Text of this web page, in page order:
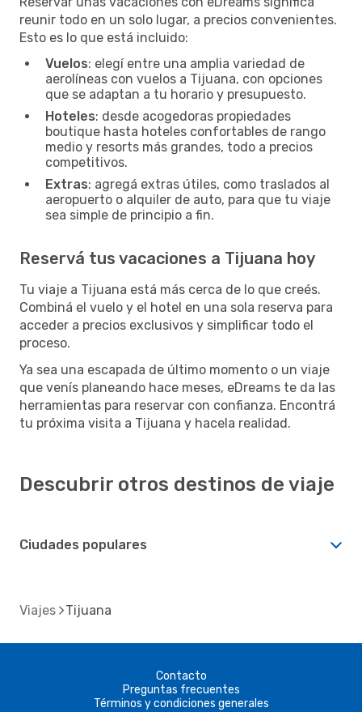
reunir todo en un solo lugar, a precios convenientes.
Esto es lo que está incluido:
Vuelos: elegí entre una amplia variedad de
aerolíneas con vuelos a Tijuana, con opciones
que se adaptan a tu horario y presupuesto.
Hoteles: desde acogedoras propiedades
boutique hasta hoteles confortables de rango
medio y resorts más grandes, todo a precios
competitivos.
Extras: agregá extras útiles, como traslados al
aeropuerto o alquiler de auto, para que tu viaje
sea simple de principio a fin.
Reservá tus vacaciones a Tijuana hoy
Tu viaje a Tijuana está más cerca de lo que creés.
Combiná el vuelo y el hotel en una sola reserva para
acceder a precios exclusivos y simplificar todo el
proceso.
Ya sea una escapada de último momento o un viaje
que venís planeando hace meses, eDreams te da las
herramientas para reservar con confianza. Encontrá
tu próxima visita a Tijuana y hacela realidad.
Descubrir otros destinos de viaje
Ciudades populares
Viajes Tijuana
Contacto
Preguntas frecuentes
Términos y condiciones generales